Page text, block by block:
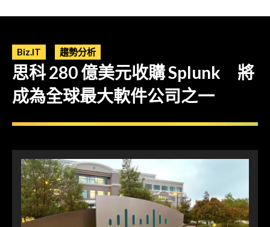
Biz.IT 趨勢分析
思科 280 億美元收購 Splunk 將
成為全球最大軟件公司之一